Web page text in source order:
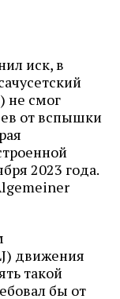
иск, в
не смог
от вспышки
2023 года.
движения
такой
бы от